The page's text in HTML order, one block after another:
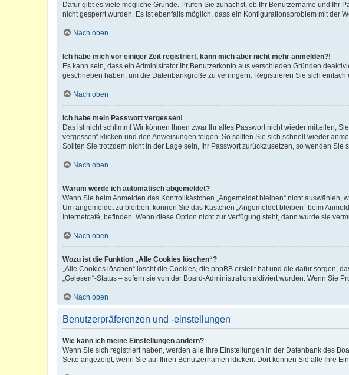
Dafür gibt es viele mögliche Gründe. Prüfen Sie zunächst, ob Ihr Benutzername und Ihr
nicht gesperrt wurden. Es ist ebenfalls möglich, dass ein Konfigurationsproblem mit der
Nach oben
Ich habe mich vor einiger Zeit registriert, kann mich aber nicht mehr anmelden?!
Es kann sein, dass ein Administrator Ihr Benutzerkonto aus verschieden Gründen
geschrieben haben, um die Datenbankgröße zu verringern. Registrieren Sie sich
Nach oben
Ich habe mein Passwort vergessen!
Das ist nicht schlimm! Wir können Ihnen zwar Ihr altes Passwort nicht wieder mitteilen,
vergessen“ klicken und den Anweisungen folgen. So sollten Sie sich schnell wieder
Sollten Sie trotzdem nicht in der Lage sein, Ihr Passwort zurückzusetzen, so wenden Sie
Nach oben
Warum werde ich automatisch abgemeldet?
Wenn Sie beim Anmelden das Kontrollkästchen „Angemeldet bleiben“ nicht
Um angemeldet zu bleiben, können Sie das Kästchen „Angemeldet bleiben“ beim
Internetcafé, befinden. Wenn diese Option nicht zur Verfügung steht, dann wurde sie
Nach oben
Wozu ist die Funktion „Alle Cookies löschen“?
„Alle Cookies löschen“ löscht die Cookies, die phpBB erstellt hat und die dafür sorgen,
„Gelesen“-Status – sofern sie von der Board-Administration aktiviert wurden. Wenn Sie
Nach oben
Benutzerpräferenzen und -einstellungen
Wie kann ich meine Einstellungen ändern?
Wenn Sie sich registriert haben, werden alle Ihre Einstellungen in der Datenbank des
Seite angezeigt, wenn Sie auf Ihren Benutzernamen klicken. Dort können Sie alle Ihre